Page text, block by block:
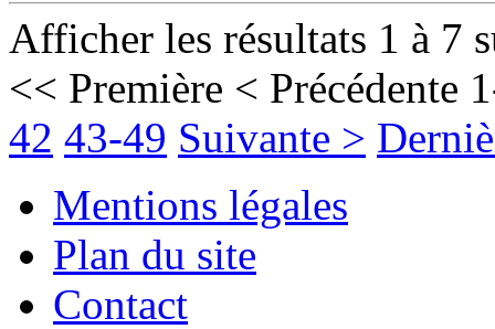
Afficher les résultats 1 à 7
<< Première < Précédente
42 43-49 Suivante >
Mentions légales
Plan du site
Contact